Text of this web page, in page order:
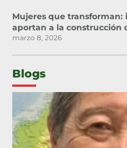
Mujeres que
aportan a la construcción
marzo 8, 2026
Blogs